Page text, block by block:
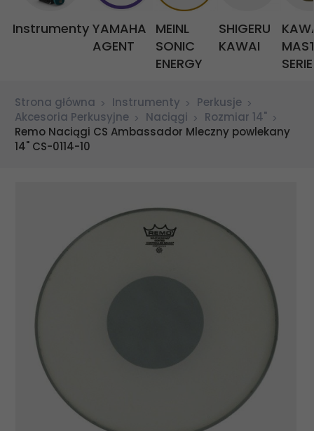
Instrumenty YAMAHA
AGENT
MEINL
SONIC
ENERGY
SHIGERU
KAWAI
Strona główna Instrumenty
Perkusje
Akcesoria Perkusyjne
Naciągi
Rozmiar 14"
Remo Naciągi CS Ambassador Mleczny powlekany
14" CS-0114-10